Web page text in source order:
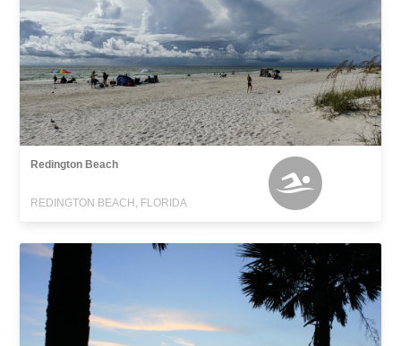
Redington Beach
REDINGTON BEACH, FLORIDA